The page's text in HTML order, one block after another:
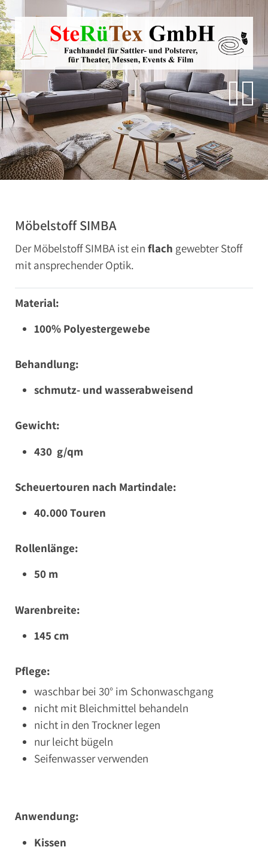
Direkt zur Hauptnavigation springen
Direkt zum Inhalt springen
Zur Unternavigation springen
Möbelstoff SIMBA
Der Möbelstoff SIMBA ist ein flach gewebter Stoff
mit ansprechender Optik.
Material:
100% Polyestergewebe
Behandlung:
schmutz- und wasserabweisend
Gewicht:
430 g/qm
Scheuertouren nach Martindale:
40.000 Touren
Rollenlänge:
50 m
Warenbreite:
145 cm
Pflege:
waschbar bei 30° im Schonwaschgang
nicht mit Bleichmittel behandeln
nicht in den Trockner legen
nur leicht bügeln
Seifenwasser verwenden
Anwendung:
Kissen
SteRüTex
Planen- & Persenningstoffe
Reißverschlüsse
Artikel um die Persenning
Polstermaterialien
Autohimmelstoffe